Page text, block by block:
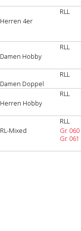
RLL
Herren 4er
RLL
Damen Hobby
RLL
Damen Doppel
RLL
Herren Hobby
RLL
RL-Mixed
Gr. 060
Gr. 061